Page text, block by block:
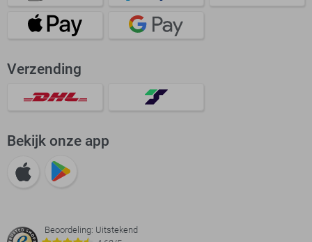
Verzending
Bekijk onze app
Beoordeling: Uitstekend